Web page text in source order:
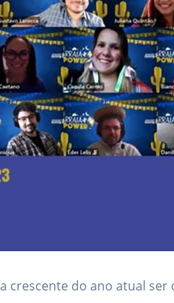
crescente do ano atual ser